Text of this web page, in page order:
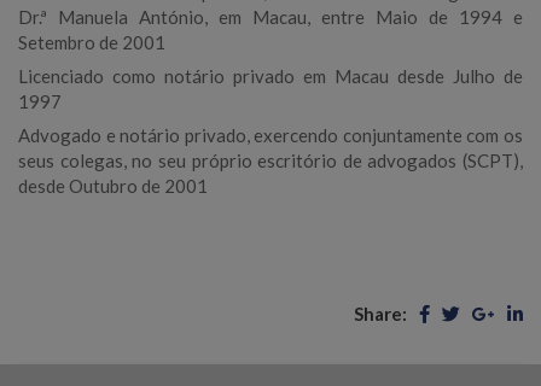
Dr.ª Manuela António, em Macau, entre Maio de 1994 e
Setembro de 2001
Licenciado como notário privado em Macau desde Julho de
1997
Advogado e notário privado, exercendo conjuntamente com os
seus colegas, no seu próprio escritório de advogados (SCPT),
desde Outubro de 2001
Share: